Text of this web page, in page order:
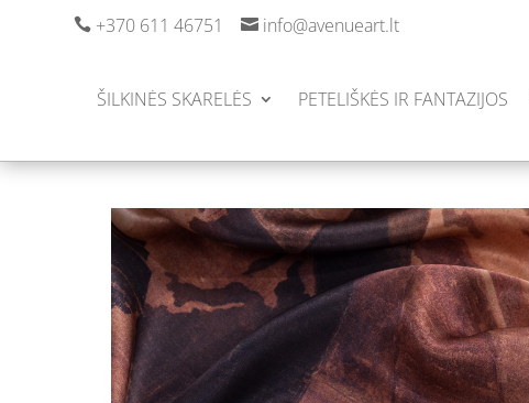
 +370 611 46751  info@avenueart.lt
ŠILKINĖS SKARELĖS PETELIŠKĖS IR FANTAZIJOS